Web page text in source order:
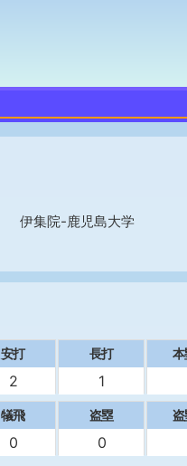
伊集院-鹿児島大学
安打
2
長打
1
本
犠飛
0
盗塁
0
盗